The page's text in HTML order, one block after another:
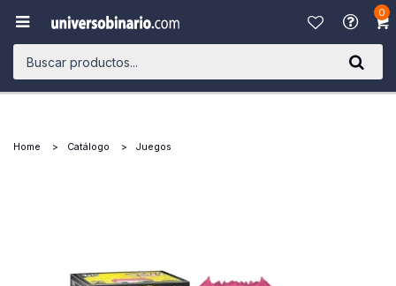
0

Home Catálogo Juegos